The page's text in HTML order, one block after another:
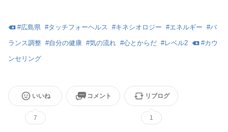
#広島県 #タッチフォーヘルス #キネシオロジー #エネルギー #バ
ランス調整 #自分の健康 #気の流れ #心とからだ #レベル2 #カウ
ンセリング
いいね
7
コメント リブログ
1